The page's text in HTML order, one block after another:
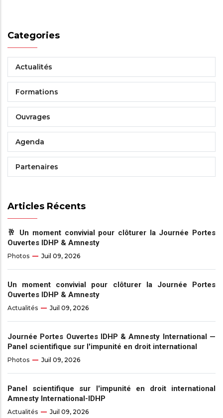
Categories
Actualités
Formations
Ouvrages
Agenda
Partenaires
Articles Récents
🥂 Un moment convivial pour clôturer la Journée Portes
Ouvertes IDHP & Amnesty
Photos Juil 09, 2026
Un moment convivial pour clôturer la Journée Portes
Ouvertes IDHP & Amnesty
Actualités Juil 09, 2026
Journée Portes Ouvertes IDHP & Amnesty International —
Panel scientifique sur l'impunité en droit international
Photos Juil 09, 2026
Panel scientifique sur l'impunité en droit international
Amnesty International-IDHP
Actualités Juil 09, 2026